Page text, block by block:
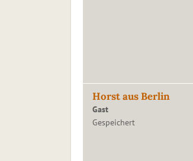
Horst aus Berlin
Gast
Gespeichert